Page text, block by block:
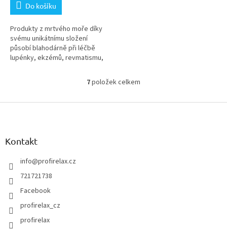
Do košíku
Produkty z mrtvého moře díky
svému unikátnímu složení
působí blahodárně při léčbě
lupénky, ekzémů, revmatismu,
O
l
7položek celkem
Z
Kontakt
info@profirelax.cz
721721738
Facebook
profirelax_cz
profirelax